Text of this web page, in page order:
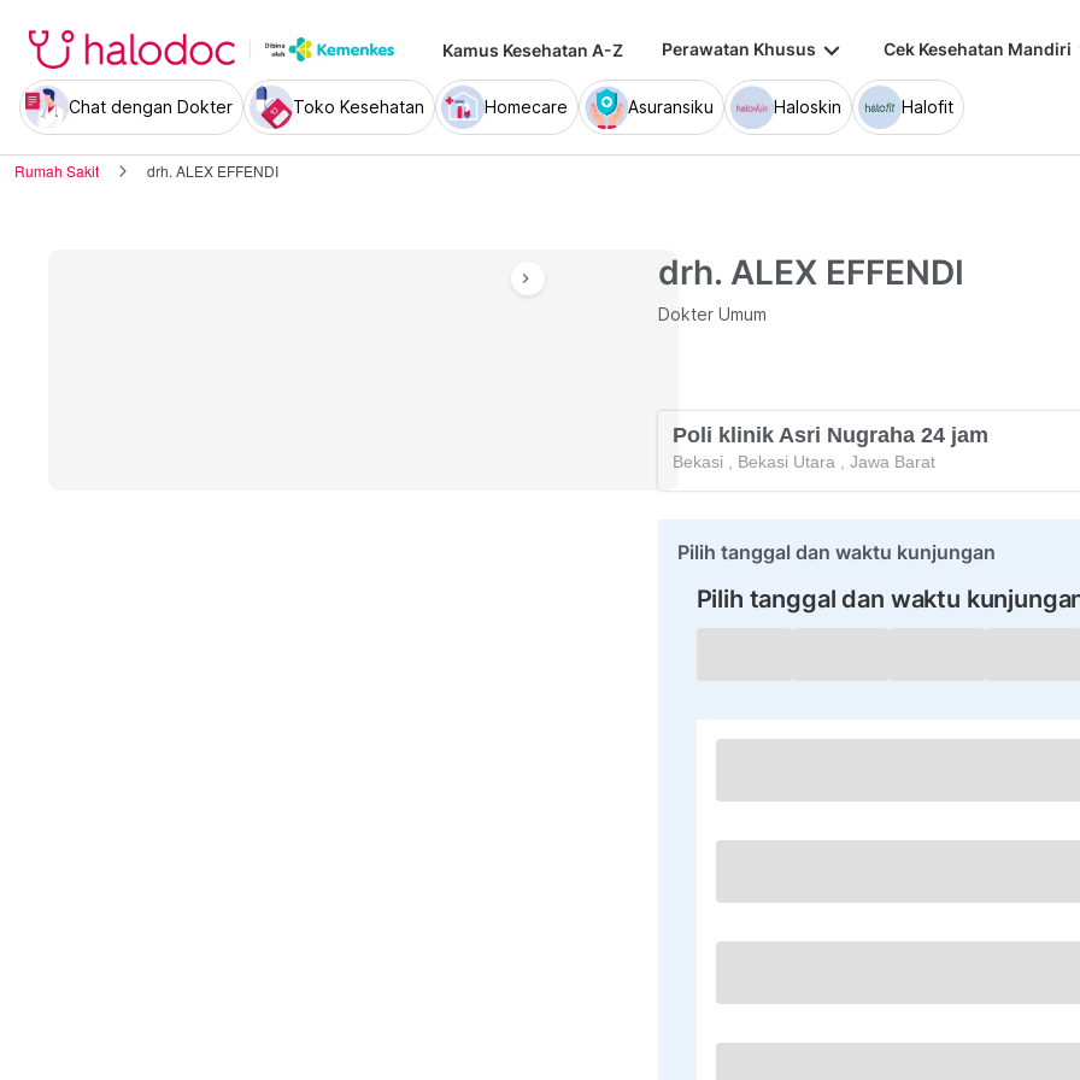
Kamus Kesehatan A-Z Perawatan Khusus keyboard_arrow_down Cek Kesehatan Mandiri
Chat dengan Dokter Toko Kesehatan Homecare Asuransiku Haloskin Halofit
Rumah Sakit drh. ALEX EFFENDI
chevron_right drh. ALEX EFFENDI
Dokter Umum
Poli klinik Asri Nugraha 24 jam
Bekasi Bekasi Utara Jawa Barat
Pilih tanggal dan waktu kunjungan
Pilih tanggal dan waktu